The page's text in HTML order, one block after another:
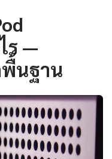
ร —
พื้นฐาน